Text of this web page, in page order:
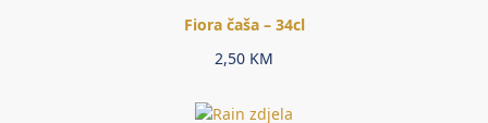
Fiora čaša – 34cl
2,50 KM